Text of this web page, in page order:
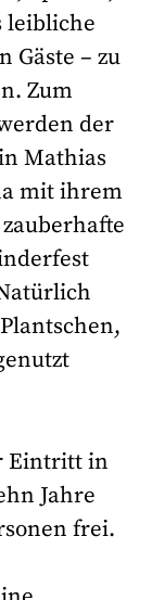
leibliche
Gäste – zu
Zum
der
Mathias
mit ihrem
Eintritt in
Jahre
frei.